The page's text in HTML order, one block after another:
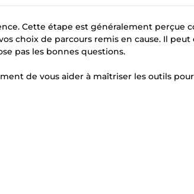
Cette étape est généralement perçue
choix de parcours remis en cause. Il peut
pas les bonnes questions.
de vous aider à maîtriser les outils pour